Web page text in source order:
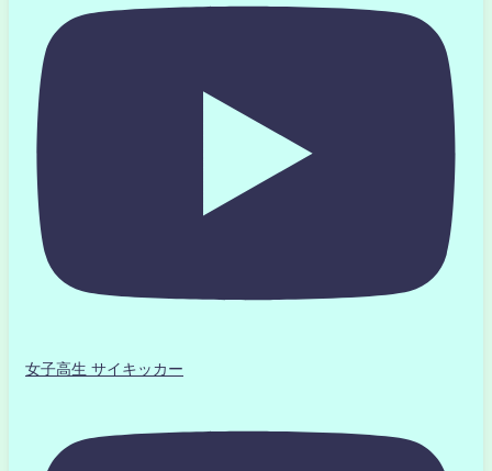
女子高生 サイキッカー